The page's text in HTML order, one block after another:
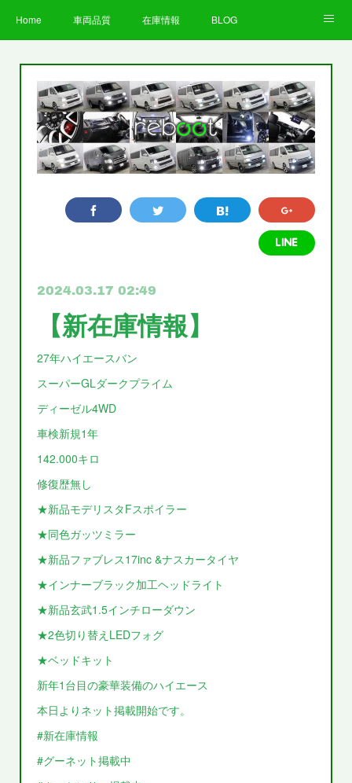
Home 車両品質 在庫情報 BLOG
お客様の声 STAFF 企業情報
プライバシーポリシー
2024.03.17 02:49
【新在庫情報】
27年ハイエースバン
スーパーGLダークプライム
ディーゼル4WD
車検新規1年
142.000キロ
修復歴無し
★新品モデリスタFスポイラー
★同色ガッツミラー
★新品ファブレス17inc &ナスカータイヤ
★インナーブラック加工ヘッドライト
★新品玄武1.5インチローダウン
★2色切り替えLEDフォグ
★ベッドキット
新年1台目の豪華装備のハイエース
本日よりネット掲載開始です。
#新在庫情報
#グーネット掲載中